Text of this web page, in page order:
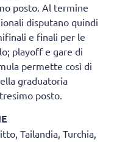
posto. Al termine
disputano quindi
e finali per le
playoff e gare di
permette così di
graduatoria
posto.
Tailandia, Turchia,